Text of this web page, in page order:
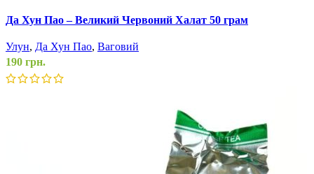
Да Хун Пао – Великий Червоний Халат 50 грам
Улун, Да Хун Пао, Ваговий
190 грн.